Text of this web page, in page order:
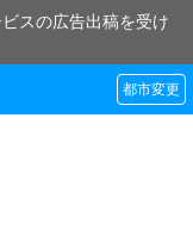
スの広告出稿を受け
都市変更